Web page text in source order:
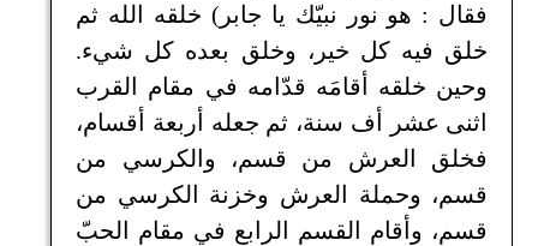
فقال : هو نور نبيّك يا جابر) خلقه الله ثم
خلق فيه كل خير، وخلق بعده كل شيء.
وحين خلقه أقامَه قدّامه في مقام القرب
اثنى عشر أف سنة، ثم جعله أربعة أقسام،
فخلق العرش من قسم، والكرسي من
قسم، وحملة العرش وخزنة الكرسي من
قسم، وأقام القسم الرابع في مقام الحبّ